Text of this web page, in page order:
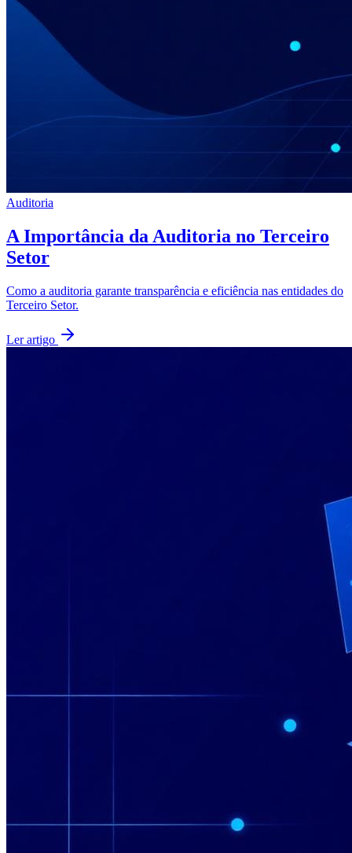
Auditoria
A Importância da Auditoria no Terceiro
Setor
Como a auditoria garante transparência e eficiência nas entidades do
Terceiro Setor.
Ler artigo